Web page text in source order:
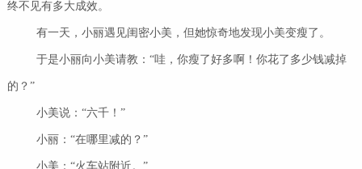
终不见有多大成效。
有一天，小丽遇见闺密小美，但她惊奇地发现小美变瘦了。
于是小丽向小美请教：“哇，你瘦了好多啊！你花了多少钱减掉
的？”
小美说：“六千！”
小丽：“在哪里减的？”
小美：“火车站附近。”